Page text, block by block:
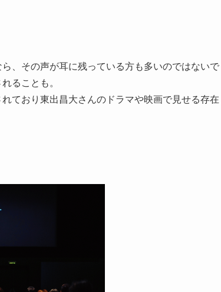
、その声が耳に残っている方も多いのではないで
ることも。
ており東出昌大さんのドラマや映画で見せる存在